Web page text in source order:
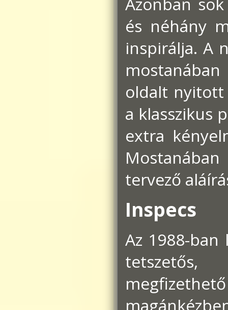
és néhány
inspirálja. A
oldalt nyitott
a klasszikus
extra
tervező
Inspecs
Az 1988-
tetszetős,